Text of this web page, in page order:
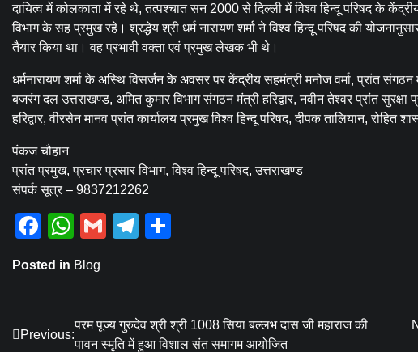
दायित्व में कोलकाता में रहे थे, तत्पश्चात सन 2000 से दिल्ली में विश्व हिन्दू परिषद के
विभाग के सह प्रमुख रहे। श्रद्धेय श्री धर्म नारायण शर्मा ने विश्व हिन्दू परिषद की
तैयार किया था। वह प्रभावी वक्ता एवं प्रमुख लेखक भी थे।
धर्मनारायण शर्मा के अस्थि विसर्जन के अवसर पर केंद्रीय सहमंत्री मनोज वर्मा, प्रांत
बजरंग दल उत्तराखण्ड, अमित कुमार विभाग संगठन मंत्री हरिद्वार, नवीन तेश्वर प्रांत
हरिद्वार, वीरसेन मानव प्रांत कार्यालय प्रमुख विश्व हिन्दू परिषद, दीपक तालियान,
पंकज चौहान
प्रांत प्रमुख, प्रचार प्रसार विभाग, विश्व हिन्दू परिषद, उत्तराखण्ड
संपर्क सूत्र – 9837212262
Facebook
WhatsApp
GmailTelegram
Posted in Blog
Post
Previous:
परम पूज्य गुरुदेव श्री श्री 1008 सिया बल्लभ दास जी महाराज की
पावन स्मृति में हुआ विशाल संत समागम आयोजित